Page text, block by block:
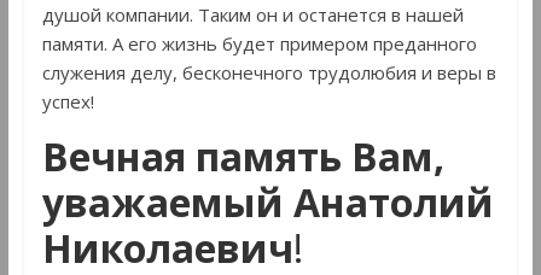
душой компании. Таким он и останется в нашей
памяти. А его жизнь будет примером преданного
служения делу, бесконечного трудолюбия и веры в
успех!
Вечная память Вам,
уважаемый Анатолий
Николаевич!